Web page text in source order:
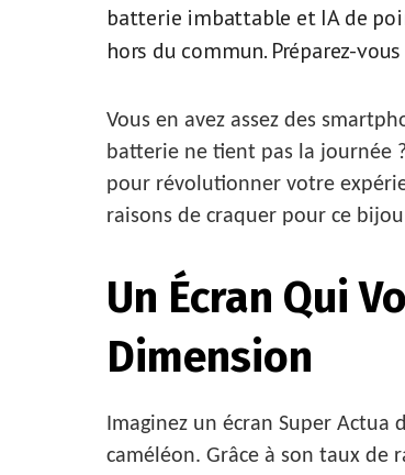
batterie imbattable et IA de
hors du commun. Préparez-
Vous en avez assez des
batterie ne tient pas la journée
pour révolutionner votre
raisons de craquer pour ce
Un Écran Qui
Dimension
Imaginez un écran Super
caméléon. Grâce à son taux de